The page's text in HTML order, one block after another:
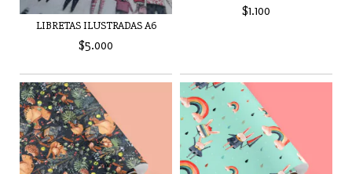
LIBRETAS ILUSTRADAS A6
$5.000
$1.100